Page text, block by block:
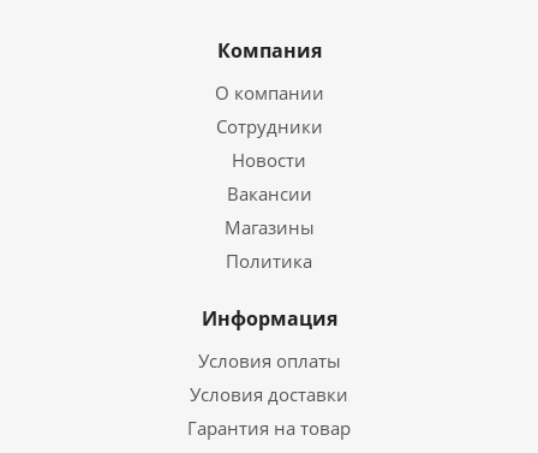
Компания
О компании
Сотрудники
Новости
Вакансии
Магазины
Политика
Информация
Условия оплаты
Условия доставки
Гарантия на товар